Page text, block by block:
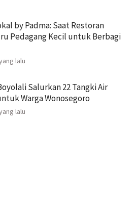
by Padma: Saat Restoran
Pedagang Kecil untuk Berbagi
lalu
Salurkan 22 Tangki Air
Warga Wonosegoro
lalu